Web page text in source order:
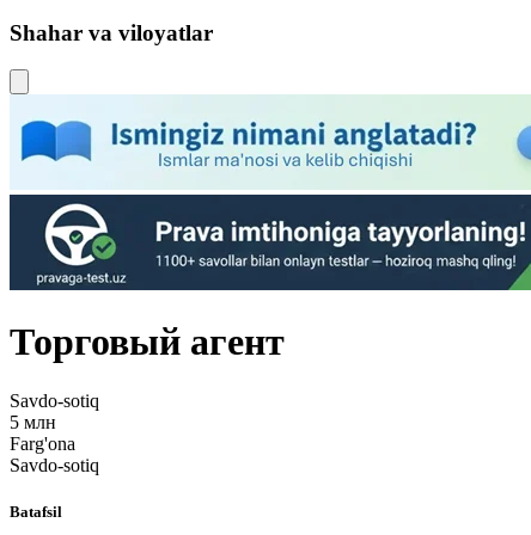
Shahar va viloyatlar
Торговый агент
Savdo-sotiq
5 млн
Farg'ona
Savdo-sotiq
Batafsil